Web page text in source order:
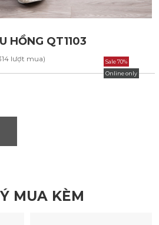
HỒNG QT1103
Sale 70%
Online only
lượt mua)
MUA KÈM